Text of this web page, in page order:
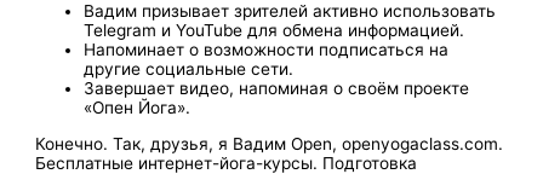
Вадим призывает зрителей активно использовать
Telegram и YouTube для обмена информацией.
Напоминает о возможности подписаться на
другие социальные сети.
Завершает видео, напоминая о своём проекте
«Опен Йога».
Конечно. Так, друзья, я Вадим Open, openyogaclass.com.
Бесплатные интернет-йога-курсы. Подготовка